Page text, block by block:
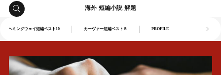
海外 短編小説 解題
ヘミングウェイ短編ベスト10 カーヴァー短編ベスト５ PROFILE